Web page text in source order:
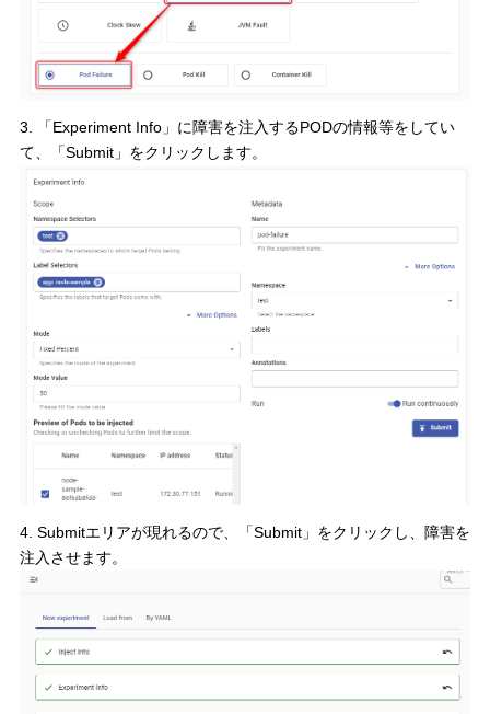
3. 「Experiment Info」に障害を注入するPODの情報等をしてい
て、「Submit」をクリックします。
4. Submitエリアが現れるので、「Submit」をクリックし、障害を
注入させます。